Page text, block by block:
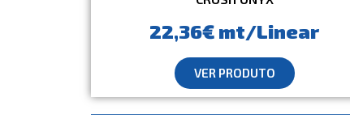
22,36€ mt/Linear
VER PRODUTO